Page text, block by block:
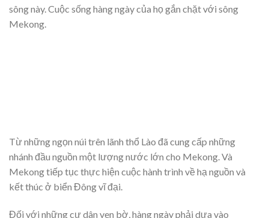
sông này. Cuộc sống hàng ngày của họ gắn chặt với sông
Mekong.
Từ những ngọn núi trên lãnh thổ Lào đã cung cấp những
nhánh đầu nguồn một lượng nước lớn cho Mekong. Và
Mekong tiếp tục thực hiện cuộc hành trình về hạ nguồn và
kết thúc ở biển Đông vĩ đại.
Đối với những cư dân ven bờ, hàng ngày phải dựa vào